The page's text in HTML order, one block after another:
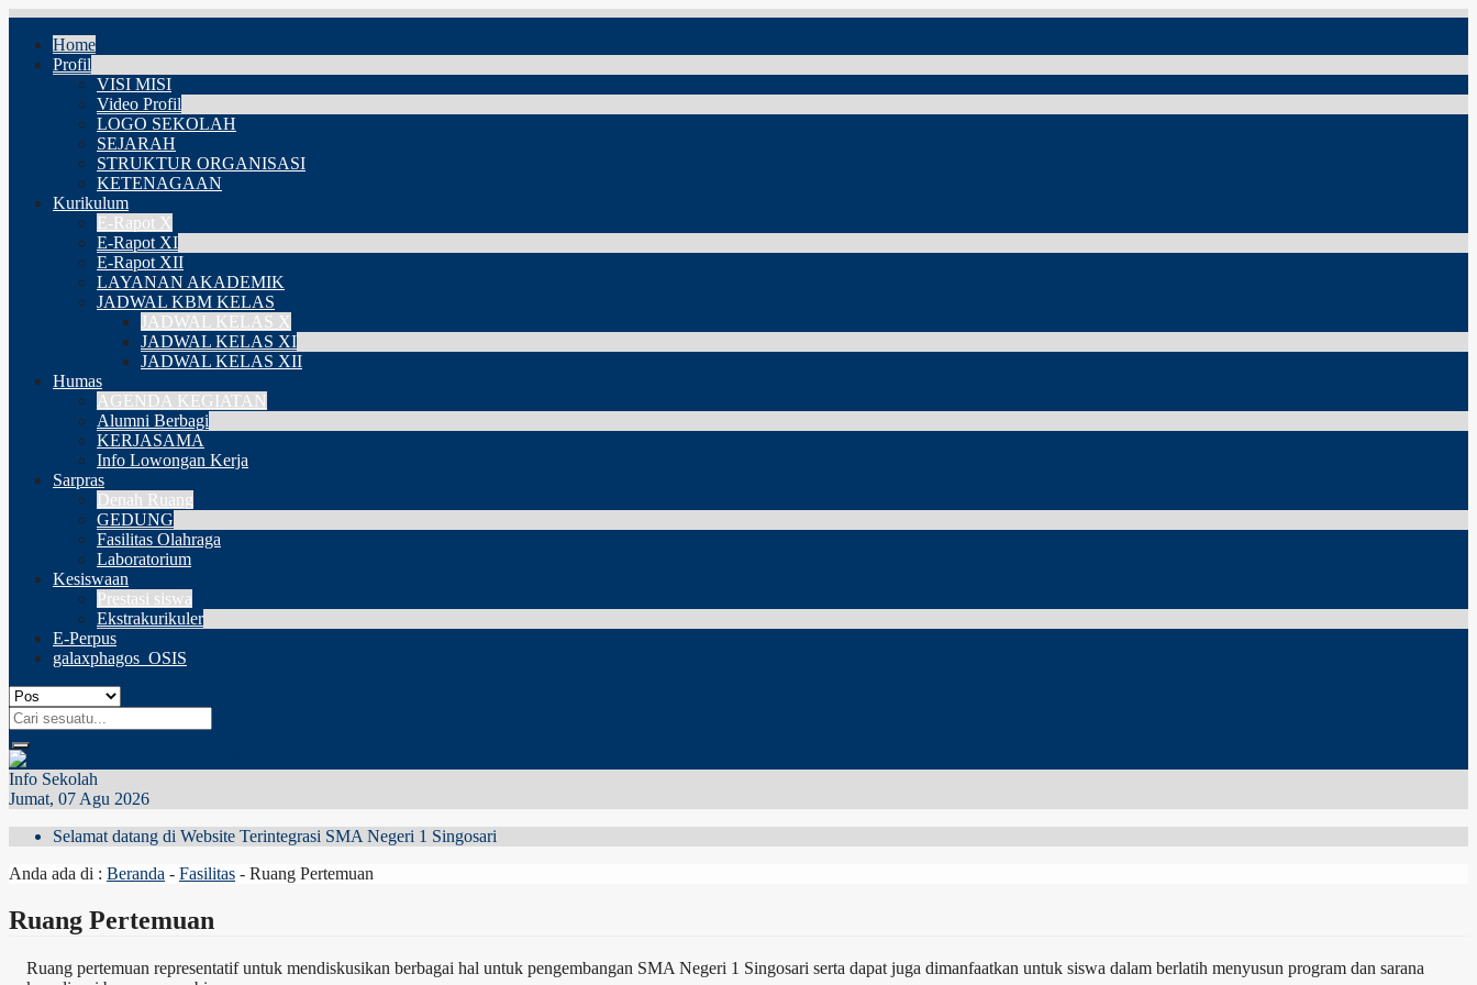
Home
Profil
VISI MISI
Video Profil
LOGO SEKOLAH
SEJARAH
STRUKTUR ORGANISASI
KETENAGAAN
Kurikulum
E-Rapot X
E-Rapot XI
E-Rapot XII
LAYANAN AKADEMIK
JADWAL KBM KELAS
JADWAL KELAS X
JADWAL KELAS XI
JADWAL KELAS XII
Humas
AGENDA KEGIATAN
Alumni Berbagi
KERJASAMA
Info Lowongan Kerja
Sarpras
Denah Ruang
GEDUNG
Fasilitas Olahraga
Laboratorium
Kesiswaan
Prestasi siswa
Ekstrakurikuler
E-Perpus
galaxphagos_OSIS
Info Sekolah
Jumat, 07 Agu 2026
Selamat datang di Website Terintegrasi SMA Negeri 1 Singosari
Anda ada di : Beranda - Fasilitas - Ruang Pertemuan
Ruang Pertemuan
Ruang pertemuan representatif untuk mendiskusikan berbagai hal untuk pengembangan SMA Negeri 1 Singosari serta dapat juga dimanfaatkan untuk siswa dalam berlatih menyusun program dan sarana